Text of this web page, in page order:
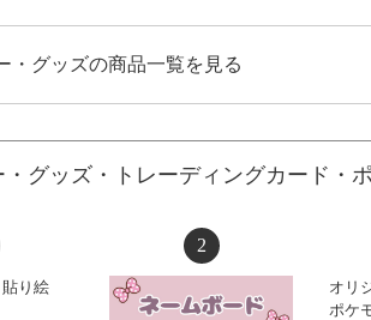
・グッズの商品一覧を見る
グッズ・トレーディングカード・
2
オリ
ポケ